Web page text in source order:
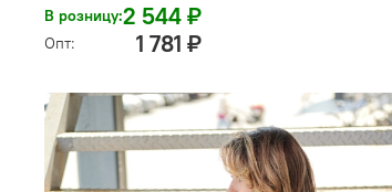
В розницу:2 544 ₽
Опт: 1 781 ₽